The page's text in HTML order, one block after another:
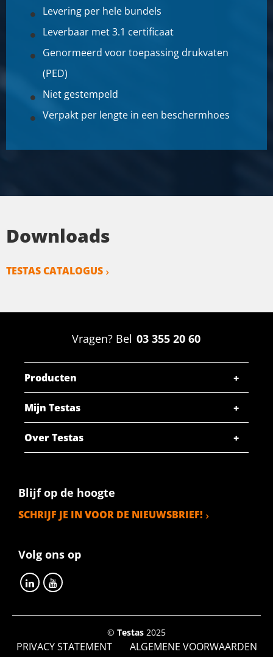
Levering per hele bundels
Leverbaar met 3.1 certificaat
Genormeerd voor toepassing drukvaten
(PED)
Niet gestempeld
Verpakt per lengte in een beschermhoes
Downloads
TESTAS CATALOGUS
Vragen? Bel 03 355 20 60
Producten
Mijn Testas
Over Testas
Blijf op de hoogte
SCHRIJF JE IN VOOR DE NIEUWSBRIEF!
Volg ons op
© Testas 2025
PRIVACY STATEMENT
ALGEMENE VOORWAARDEN